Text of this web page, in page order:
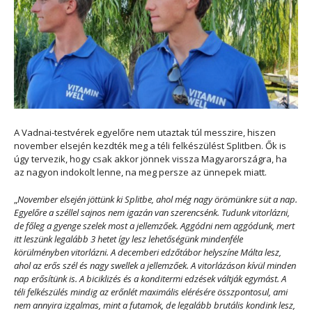
A Vadnai-testvérek egyelőre nem utaztak túl messzire, hiszen
november elsején kezdték meg a téli felkészülést Splitben. Ők is
úgy tervezik, hogy csak akkor jönnek vissza Magyarországra, ha
az nagyon indokolt lenne, na meg persze az ünnepek miatt.
November elsején jöttünk ki Splitbe, ahol még nagy örömünkre süt a nap.
Egyelőre a széllel sajnos nem igazán van szerencsénk. Tudunk vitorlázni,
de főleg a gyenge szelek most a jellemzőek. Aggódni nem aggódunk, mert
itt leszünk legalább 3 hetet így lesz lehetőségünk mindenféle
körülményben vitorlázni. A decemberi edzőtábor helyszíne Málta lesz,
ahol az erős szél és nagy swellek a jellemzőek. A vitorlázáson kívül minden
nap erősítünk is. A biciklizés és a konditermi edzések váltják egymást. A
téli felkészülés mindig az erőnlét maximális elérésére összpontosul, ami
nem annyira izgalmas, mint a futamok, de legalább brutális kondink lesz,